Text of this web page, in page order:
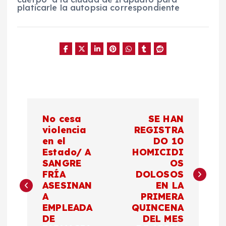
platicarle la autopsia correspondiente
e
No cesa
violencia
en el
Estado/ A
SANGRE
FRÍA
ASESINAN
A
EMPLEADA
DE
SE HAN
REGISTRA
DO 10
HOMICIDI
OS
DOLOSOS
EN LA
PRIMERA
QUINCENA
DEL MES